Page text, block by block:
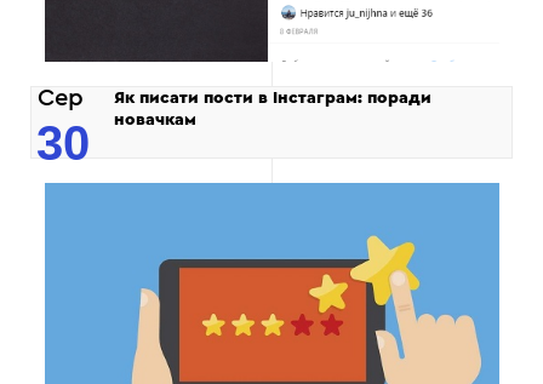
Сер
30
Як писати пости в Інстаграм: поради
новачкам